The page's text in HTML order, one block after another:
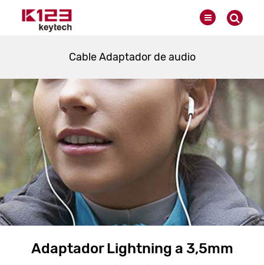
Cable Adaptador de audio
Adaptador Lightning a 3,5mm